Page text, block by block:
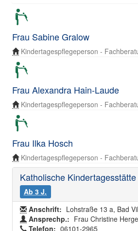
Frau Sabine Gralow
Kindertagespflegeperson -
Frau Alexandra Hain-Laude
Kindertagespflegeperson -
Frau Ilka Hosch
Kindertagespflegeperson -
Katholische
Ab 3 J.
Anschrift: Lohstraße 13 a, Bad
Ansprechp.: Frau Christine
Telefon: 06101-2965